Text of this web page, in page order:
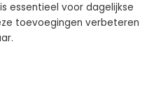
essentieel voor dagelijkse
toevoegingen verbeteren